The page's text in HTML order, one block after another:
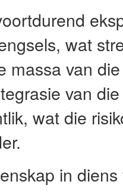
wat
massa van
van
wat die
in